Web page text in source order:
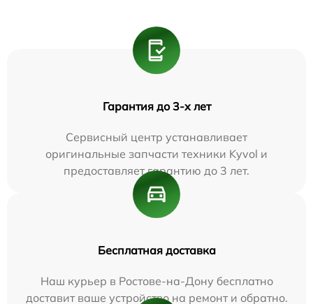
Гарантия до 3-х лет
Сервисный центр устанавливает
оригинальные запчасти техники Kyvol и
предоставляет гарантию до 3 лет.
Бесплатная доставка
Наш курьер в Ростове-на-Дону бесплатно
доставит ваше устройство на ремонт и обратно.